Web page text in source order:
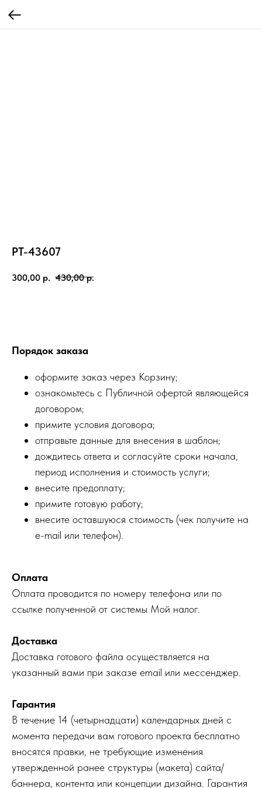
PT-43607
300,00 р. 430,00 р.
Порядок заказа
оформите заказ через Корзину;
ознакомьтесь с Публичной офертой являющейся
договором;
примите условия договора;
отправьте данные для внесения в шаблон;
дождитесь ответа и согласуйте сроки начала,
период исполнения и стоимость услуги;
внесите предоплату;
примите готовую работу;
внесите оставшуюся стоимость (чек получите на
e-mail или телефон).
Оплата
Оплата проводится по номеру телефона или по
ссылке полученной от системы Мой налог.
Доставка
Доставка готового файла осуществляется на
указанный вами при заказе email или мессенджер.
Гарантия
В течение 14 (четырнадцати) календарных дней с
момента передачи вам готового проекта бесплатно
вносятся правки, не требующие изменения
утвержденной ранее структуры (макета) сайта/
баннера, контента или концепции дизайна. Гарантия